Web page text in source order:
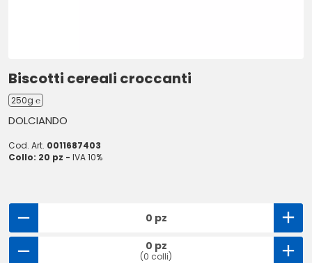
Biscotti cereali croccanti
250g ℮
DOLCIANDO
Cod. Art. 0011687403
Collo: 20 pz - IVA 10%
0 pz
0 pz
(0 colli)